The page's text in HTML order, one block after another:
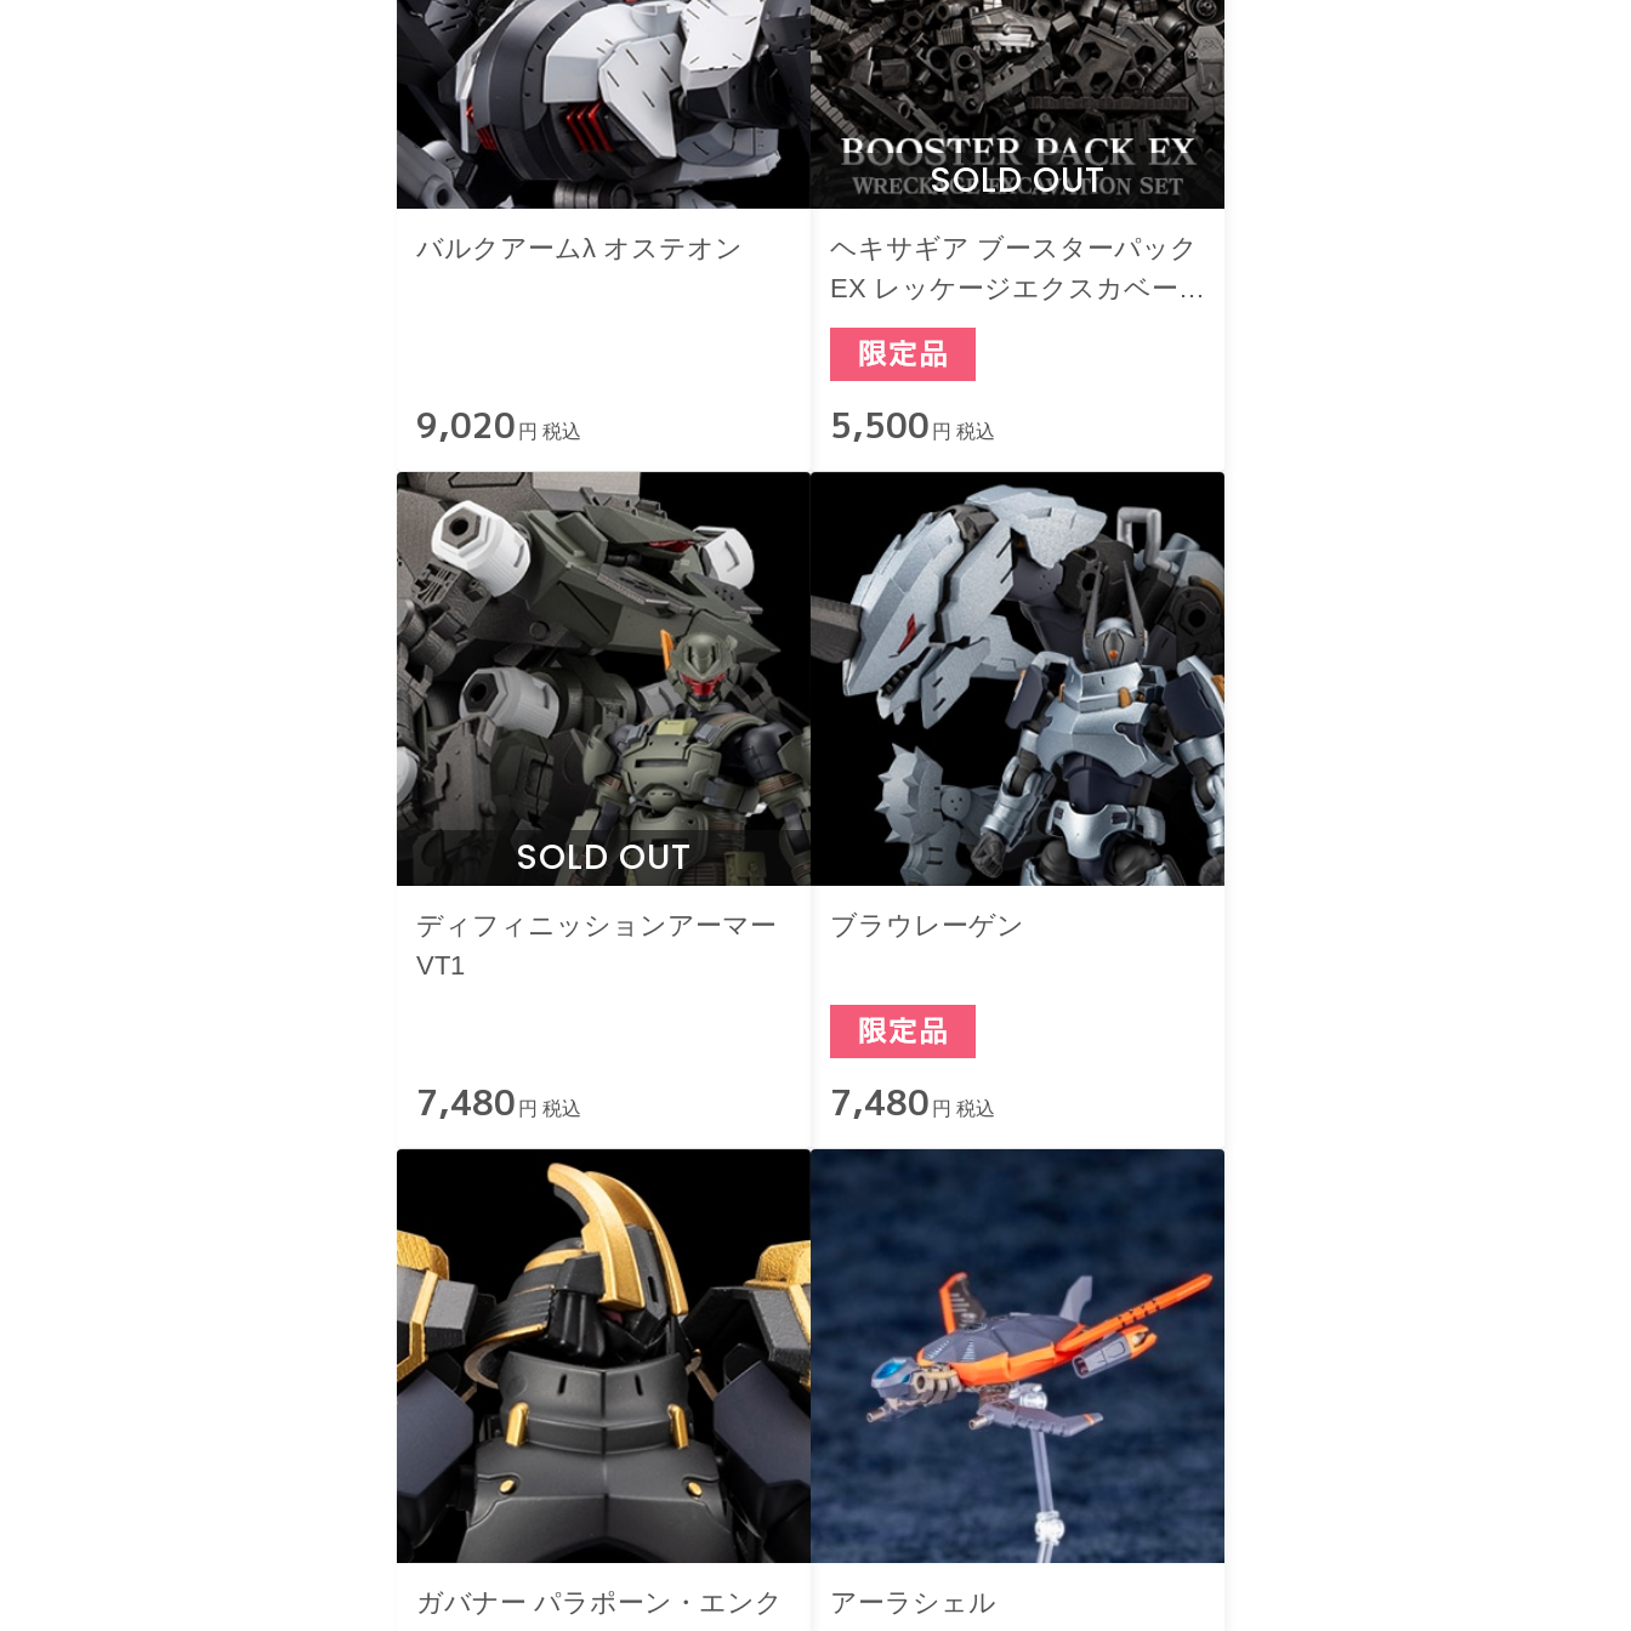
バルクアームλ オステオン
9,020 円 税込
SOLD OUT
ヘキサギア ブースターパック
EX レッケージエクスカベー
ションセット
5,500 円 税込
SOLD OUT
ディフィニッションアーマー
VT1
7,480 円 税込
ブラウレーゲン
7,480 円 税込
ガバナー パラポーン・エンク
アーラシェル